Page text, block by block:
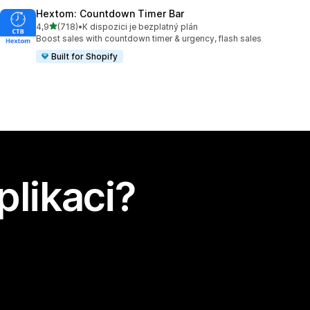
Hextom: Countdown Timer Bar
4,9z 5 hvězd
(718)
Celkový počet recenzí: 718
•K dispozici je bezplatný plán
Boost sales with countdown timer & urgency, flash sales
Built for Shopify